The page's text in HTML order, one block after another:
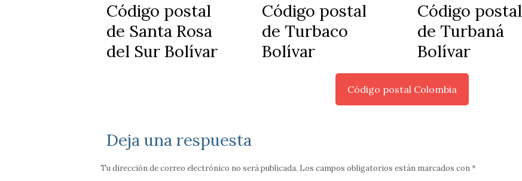
Código postal
de Santa Rosa
del Sur Bolívar
Código postal
de Turbaco
Bolívar
Código postal
de Turbaná
Bolívar
Código postal Colombia
Deja una respuesta
Tu dirección de correo electrónico no será publicada. Los campos obligatorios están marcados con*